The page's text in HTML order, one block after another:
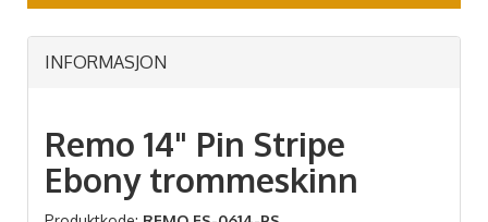
INFORMASJON
Remo 14" Pin Stripe
Ebony trommeskinn